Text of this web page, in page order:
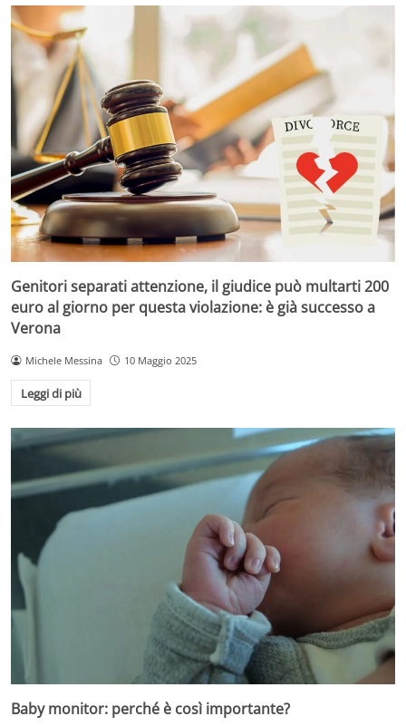
Genitori separati attenzione, il giudice può multarti 200
euro al giorno per questa violazione: è già successo a
Verona
Michele Messina 10 Maggio 2025
Leggi di più
Baby monitor: perché è così importante?